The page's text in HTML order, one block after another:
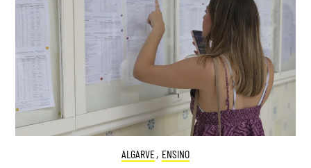
ALGARVE, ENSINO